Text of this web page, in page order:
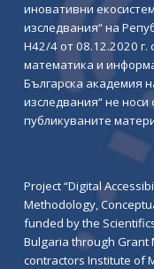
иновативни
изследвания“ на
Н42/4 от 08.12.2020 г.
математика и
Българска академия
изследвания“ не
публикуваните
Project “Digital
Methodology,
funded by the
Bulgaria through Grant
contractors Institute of